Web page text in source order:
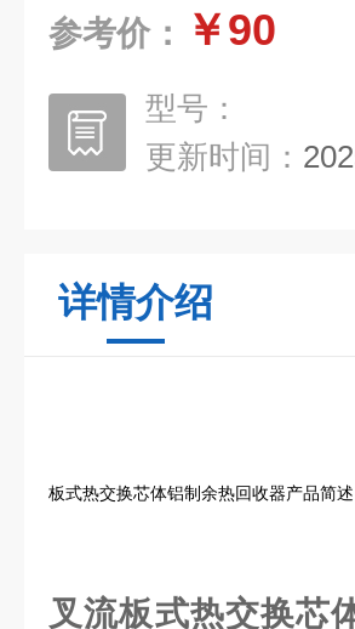
参考价： ￥90
型号：
更新时间：
详情介绍
板式热交换芯体铝制余热回收器产品简述
叉流板式热交换芯